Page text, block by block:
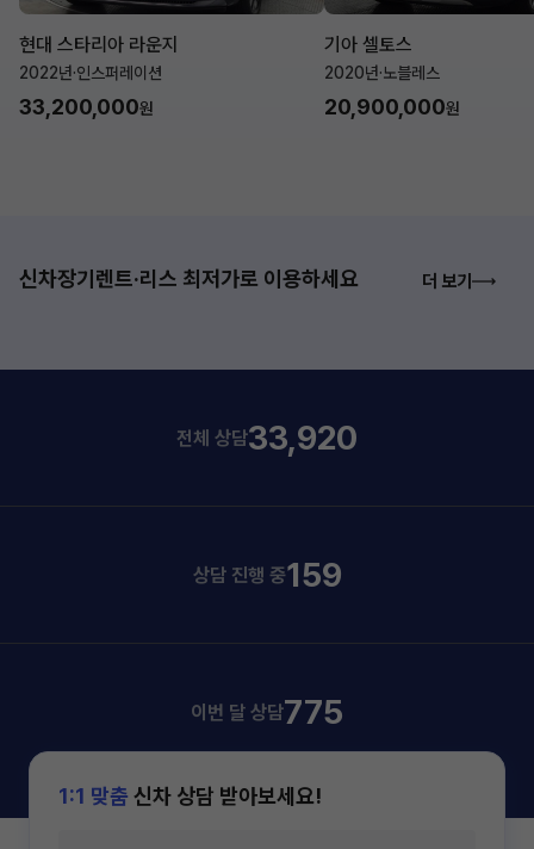
현대 스타리아 라운지
2022년·인스퍼레이션
33,200,000원
기아 셀토스
2020년·노블레스
20,900,000원
신차장기렌트·리스 최저가로 이용하세요 더 보기
전체 상담33,920
상담 진행 중159
이번 달 상담775
1:1 맞춤 신차 상담 받아보세요!